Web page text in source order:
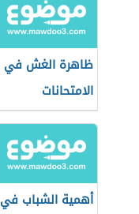
ظاهرة الغش في
الامتحانات
أهمية الشباب في